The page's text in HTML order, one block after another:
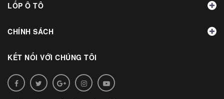
LỐP Ô TÔ
CHÍNH SÁCH
KẾT NỐI VỚI CHÚNG TÔI